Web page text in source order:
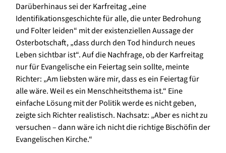
Darüberhinaus sei der Karfreitag „eine
Identifikationsgeschichte für alle, die unter Bedrohung
und Folter leiden“ mit der existenziellen Aussage der
Osterbotschaft, „dass durch den Tod hindurch neues
Leben sichtbar ist“. Auf die Nachfrage, ob der Karfreitag
nur für Evangelische ein Feiertag sein sollte, meinte
Richter: „Am liebsten wäre mir, dass es ein Feiertag für
alle wäre. Weil es ein Menschheitsthema ist.“ Eine
einfache Lösung mit der Politik werde es nicht geben,
zeigte sich Richter realistisch. Nachsatz: „Aber es nicht zu
versuchen – dann wäre ich nicht die richtige Bischöfin der
Evangelischen Kirche.“